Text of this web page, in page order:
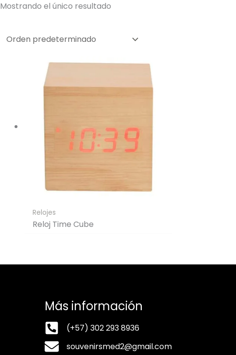
Mostrando el único resultado
Relojes
Reloj Time Cube
Más información
(+57) 302 293 8936
souvenirsmed2@gmail.com